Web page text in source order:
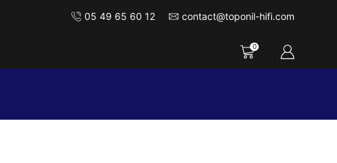
05 49 65 60 12 contact@toponil-hifi.com
0